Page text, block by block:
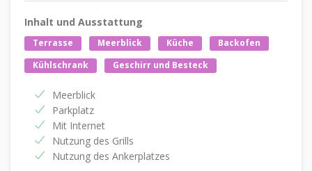
Inhalt und Ausstattung
Terrasse Meerblick Küche
Backofen
Kühlschrank
Geschirr und Besteck
Meerblick
Parkplatz
Mit Internet
Nutzung des Grills
Nutzung des Ankerplatzes